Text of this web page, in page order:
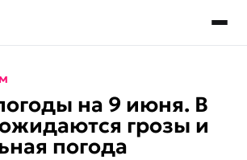
на 9 июня. В
грозы и
погода